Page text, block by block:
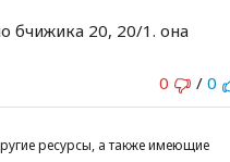
бчижика 20, 20/1. она
0
/ 0
ресурсы, а также имеющие